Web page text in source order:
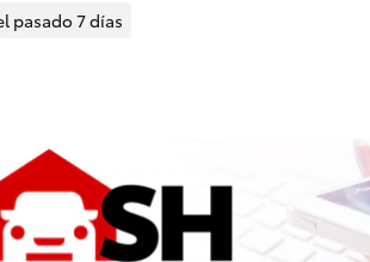
pasado 7 días